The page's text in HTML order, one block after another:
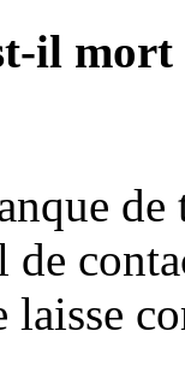
il mort
laisse